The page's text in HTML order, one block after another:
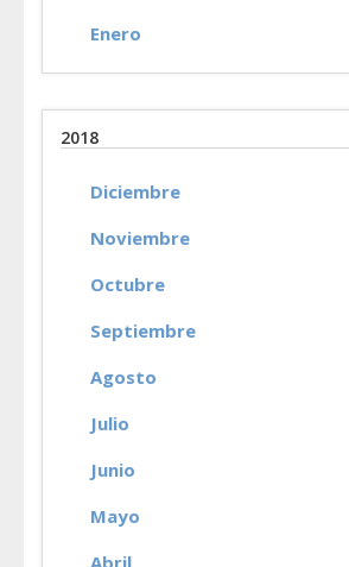
Enero
2018
Diciembre
Noviembre
Octubre
Septiembre
Agosto
Julio
Junio
Mayo
Abril